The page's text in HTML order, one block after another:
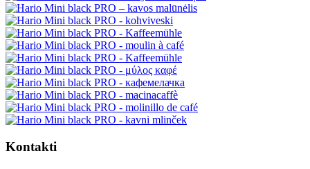
Kontakti